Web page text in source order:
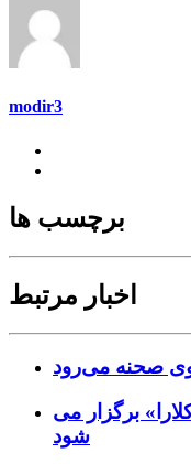
modir3
برچسب ها
اخبار مرتبط
صحنه می‌رود
برگزار می
شود